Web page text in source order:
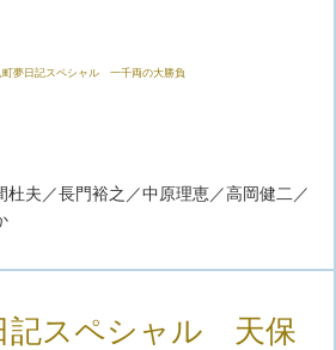
杜夫／長門裕之／中原理恵／高岡健二／
記スペシャル 天保